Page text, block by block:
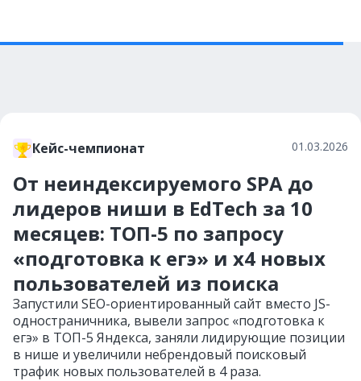
Кейс-чемпионат 01.03.2026
От неиндексируемого SPA до
лидеров ниши в EdTech за 10
месяцев: ТОП-5 по запросу
«подготовка к егэ» и х4 новых
пользователей из поиска
Запустили SEO-ориентированный сайт вместо JS-
одностраничника, вывели запрос «подготовка к
егэ» в ТОП-5 Яндекса, заняли лидирующие позиции
в нише и увеличили небрендовый поисковый
трафик новых пользователей в 4 раза.